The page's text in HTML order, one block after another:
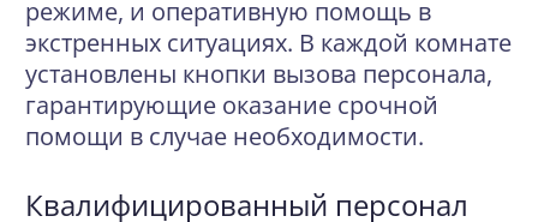
режиме, и оперативную помощь в
экстренных ситуациях. В каждой комнате
установлены кнопки вызова персонала,
гарантирующие оказание срочной
помощи в случае необходимости.
Квалифицированный персонал